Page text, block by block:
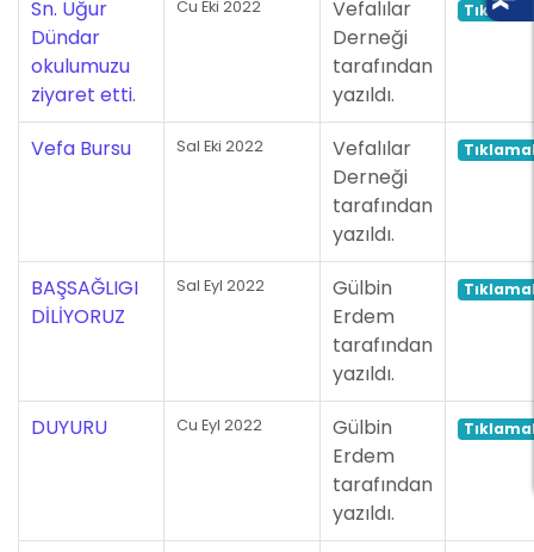
Sn. Uğur
Dündar
okulumuzu
ziyaret etti.
Cu Eki 2022
Vefalılar
Derneği
tarafından
yazıldı.
Vefa Bursu Sal Eki 2022
Vefalılar
Derneği
tarafından
yazıldı.
BAŞSAĞLIGI
DİLİYORUZ
Sal Eyl 2022
Gülbin
Erdem
tarafından
yazıldı.
DUYURU Cu Eyl 2022
Gülbin
Erdem
tarafından
yazıldı.